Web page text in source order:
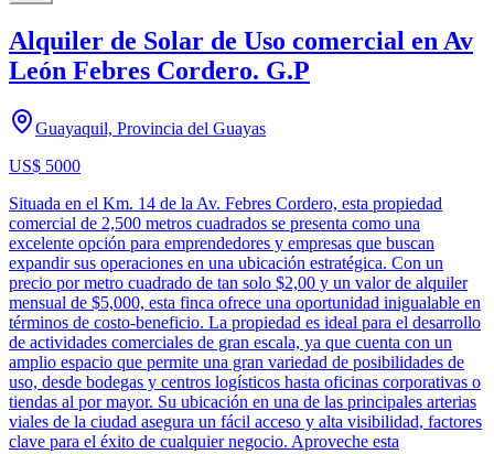
Alquiler de Solar de Uso comercial en Av
León Febres Cordero. G.P
Guayaquil, Provincia del Guayas
US$ 5000
Situada en el Km. 14 de la Av. Febres Cordero, esta propiedad
comercial de 2,500 metros cuadrados se presenta como una
excelente opción para emprendedores y empresas que buscan
expandir sus operaciones en una ubicación estratégica. Con un
precio por metro cuadrado de tan solo $2,00 y un valor de alquiler
mensual de $5,000, esta finca ofrece una oportunidad inigualable en
términos de costo-beneficio. La propiedad es ideal para el desarrollo
de actividades comerciales de gran escala, ya que cuenta con un
amplio espacio que permite una gran variedad de posibilidades de
uso, desde bodegas y centros logísticos hasta oficinas corporativas o
tiendas al por mayor. Su ubicación en una de las principales arterias
viales de la ciudad asegura un fácil acceso y alta visibilidad, factores
clave para el éxito de cualquier negocio. Aproveche esta